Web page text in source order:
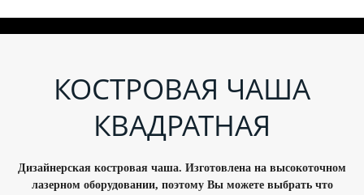
КОСТРОВАЯ ЧАША
КВАДРАТНАЯ
Дизайнерская костровая чаша. Изготовлена на высокоточном
лазерном оборудовании, поэтому Вы можете выбрать что